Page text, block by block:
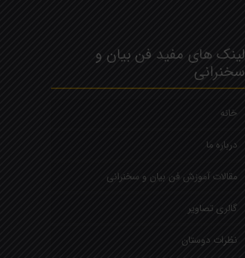
لینک های مفید فن بیان و
سخنرانی
خانه
درباره ما
مقالات آموزش فن بیان و سخنرانی
گالری تصاویر
نظرات دوستان